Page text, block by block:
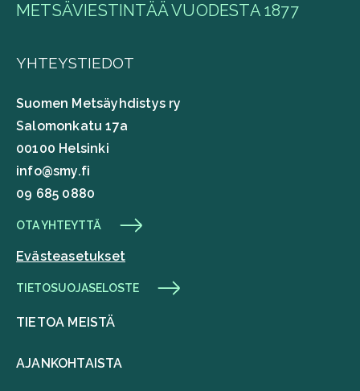
METSÄVIESTINTÄÄ VUODESTA 1877
YHTEYSTIEDOT
Suomen Metsäyhdistys ry
Salomonkatu 17a
00100 Helsinki
info@smy.fi
09 685 0880
OTA YHTEYTTÄ
Evästeasetukset
TIETOSUOJASELOSTE
TIETOA MEISTÄ
AJANKOHTAISTA